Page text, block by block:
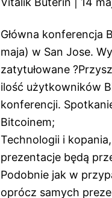
Główna konferencja
maja) w San Jose.
zatytułowane
ilość użytkowników
konferencji.
Bitcoinem;
Technologii i
prezentacje będą
Podobnie jak w
oprócz samych